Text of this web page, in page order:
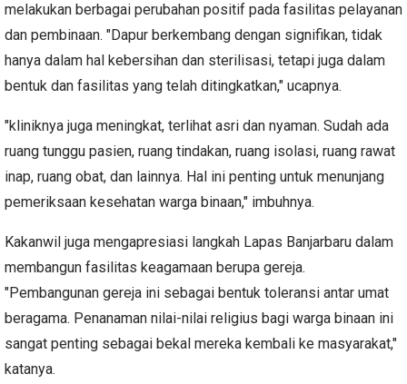
melakukan berbagai perubahan positif pada fasilitas pelayanan
dan pembinaan. "Dapur berkembang dengan signifikan, tidak
hanya dalam hal kebersihan dan sterilisasi, tetapi juga dalam
bentuk dan fasilitas yang telah ditingkatkan," ucapnya.
"kliniknya juga meningkat, terlihat asri dan nyaman. Sudah ada
ruang tunggu pasien, ruang tindakan, ruang isolasi, ruang rawat
inap, ruang obat, dan lainnya. Hal ini penting untuk menunjang
pemeriksaan kesehatan warga binaan," imbuhnya.
Kakanwil juga mengapresiasi langkah Lapas Banjarbaru dalam
membangun fasilitas keagamaan berupa gereja.
"Pembangunan gereja ini sebagai bentuk toleransi antar umat
beragama. Penanaman nilai-nilai religius bagi warga binaan ini
sangat penting sebagai bekal mereka kembali ke masyarakat,"
katanya.